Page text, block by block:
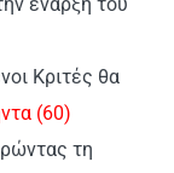
έναρξη του
Κριτές θα
(60)
τη